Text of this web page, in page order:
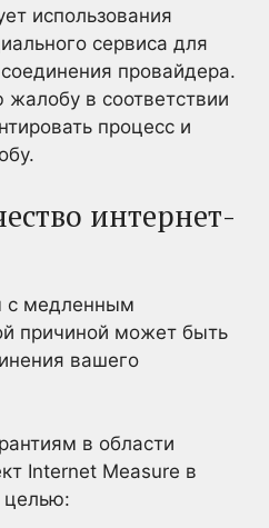
использования
сервиса для
провайдера.
в соответствии
процесс и
интернет-
с медленным
причиной может быть
вашего
в области
Internet Measure в
целью: